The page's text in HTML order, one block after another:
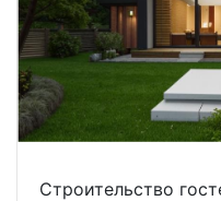
Строительство